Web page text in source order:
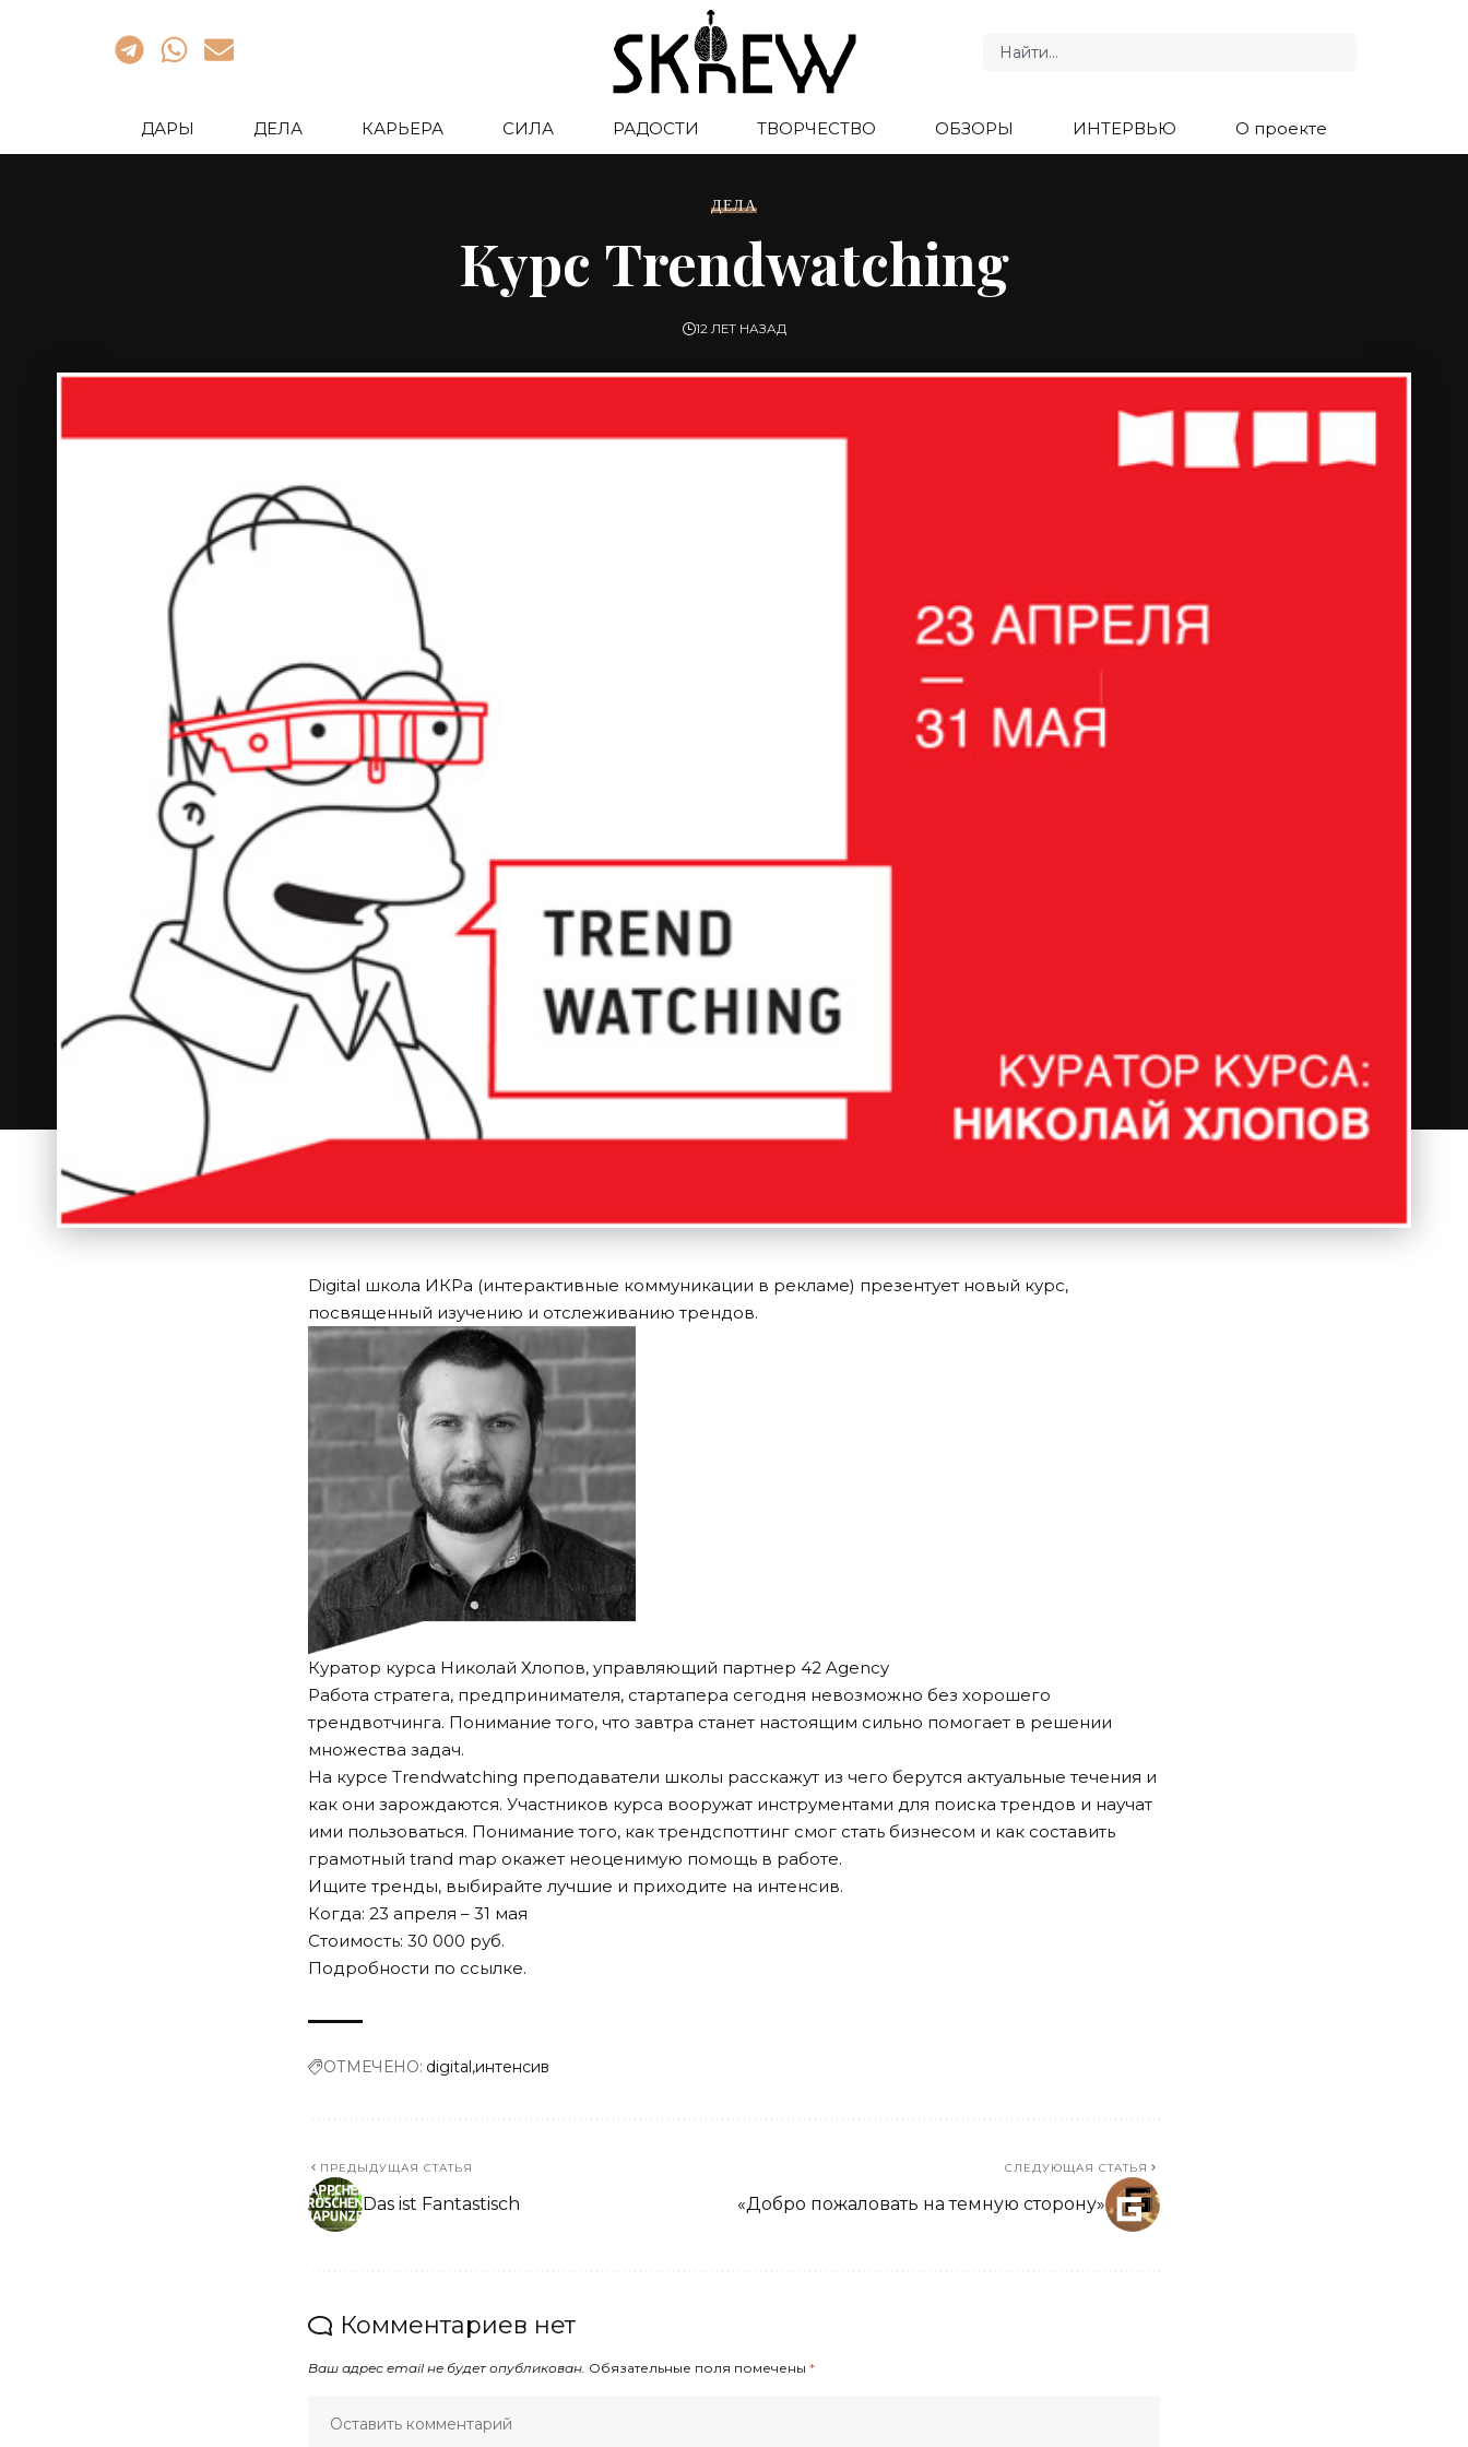
ДАРЫ ДЕЛА КАРЬЕРА СИЛА РАДОСТИ ТВОРЧЕСТВО ОБЗОРЫ ИНТЕРВЬЮ О проекте
ДЕЛА
Курс Trendwatching
12 ЛЕТ НАЗАД
Digital школа ИКРа (интерактивные коммуникации в рекламе) презентует новый курс,
посвященный изучению и отслеживанию трендов.
Куратор курса Николай Хлопов, управляющий партнер 42 Agency
Работа стратега, предпринимателя, стартапера сегодня невозможно без хорошего
трендвотчинга. Понимание того, что завтра станет настоящим сильно помогает в решении
множества задач.
На курсе Trendwatching преподаватели школы расскажут из чего берутся актуальные течения и
как они зарождаются. Участников курса вооружат инструментами для поиска трендов и научат
ими пользоваться. Понимание того, как трендспоттинг смог стать бизнесом и как составить
грамотный trand map окажет неоценимую помощь в работе.
Ищите тренды, выбирайте лучшие и приходите на интенсив.
Когда: 23 апреля – 31 мая
Стоимость: 30 000 руб.
Подробности по ссылке.
ОТМЕЧЕНО: digital интенсив
ПРЕДЫДУЩАЯ СТАТЬЯ
Das ist Fantastisch
СЛЕДУЮЩАЯ СТАТЬЯ
«Добро пожаловать на темную сторону»
Комментариев нет
Ваш адрес email не будет опубликован. Обязательные поля помечены *